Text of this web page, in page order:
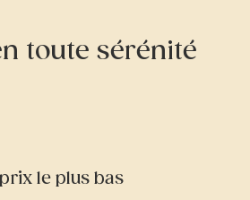
toute sérénité
le plus bas